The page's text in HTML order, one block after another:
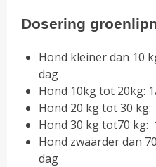
Dosering
Hond kleiner dan 10
dag
Hond 10kg tot 20kg:
Hond 20 kg tot 30
Hond 30 kg tot70 kg:
Hond zwaarder dan
dag